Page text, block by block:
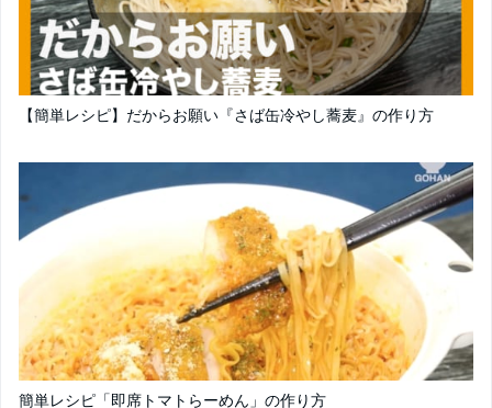
【簡単レシピ】だからお願い『さば缶冷やし蕎麦』の作り方
簡単レシピ「即席トマトらーめん」の作り方